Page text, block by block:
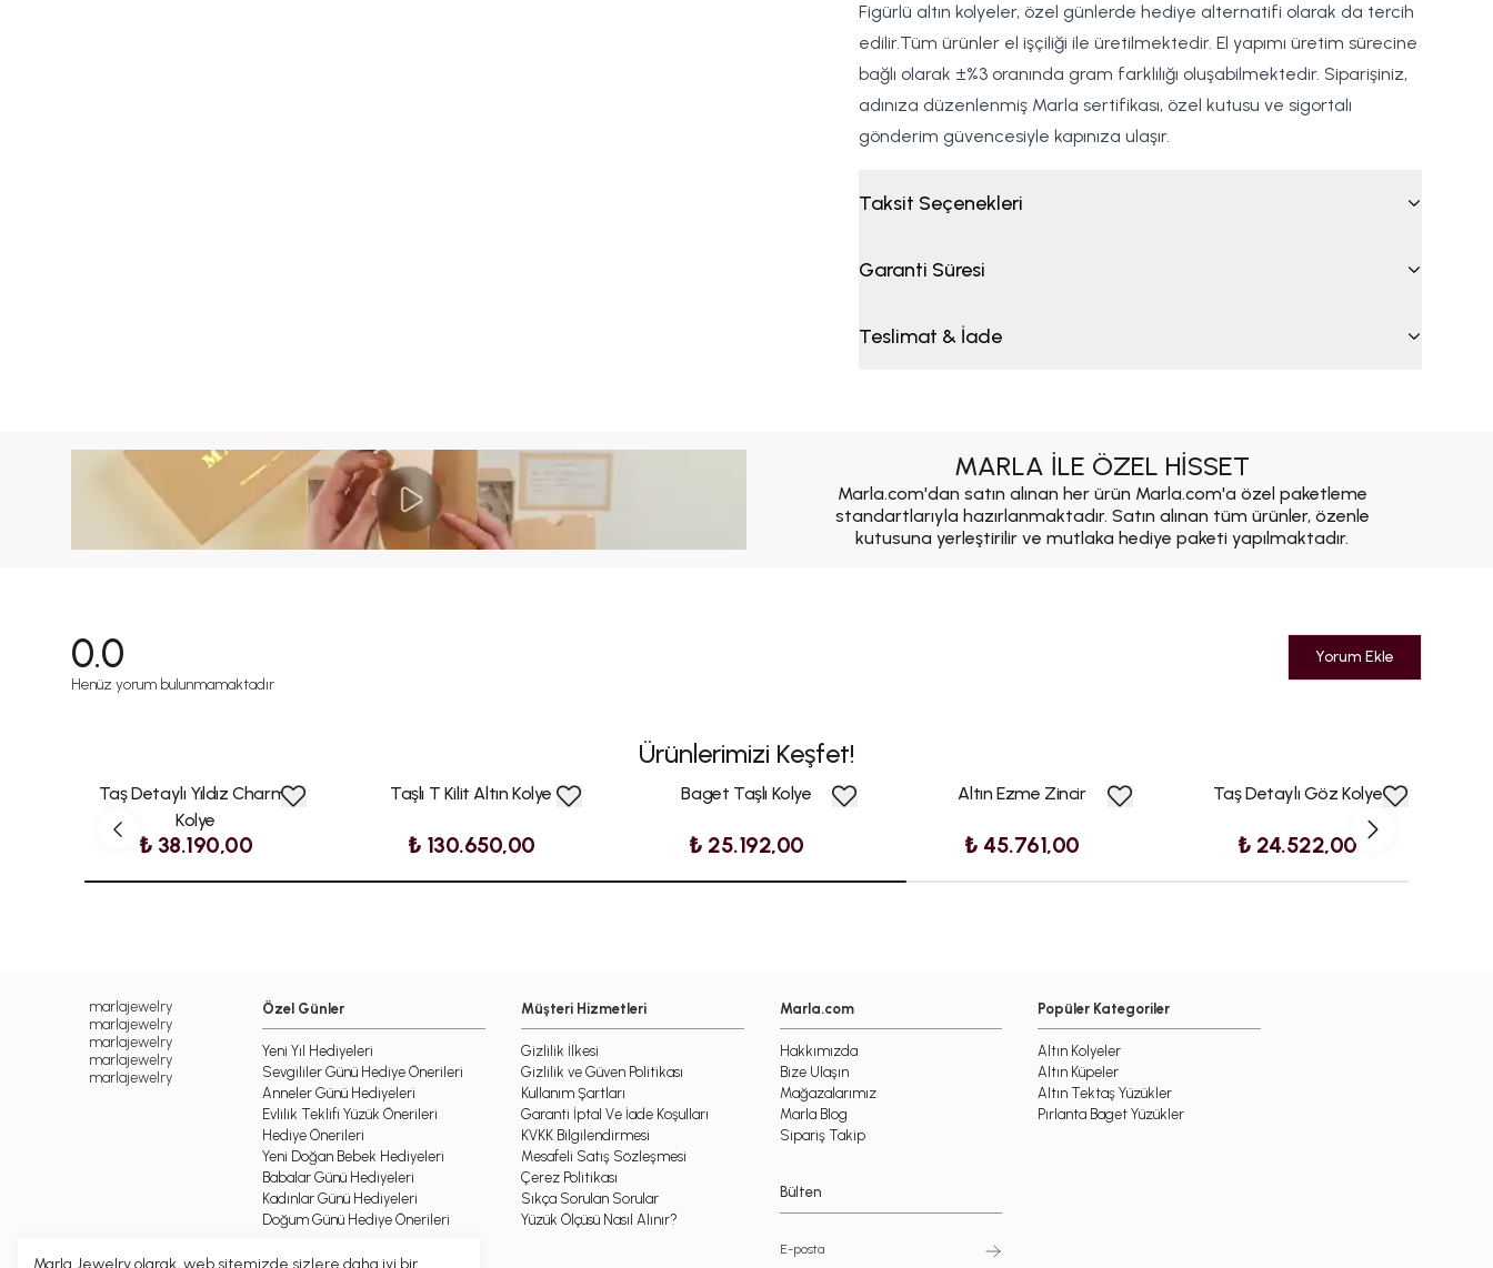
Marla Jewelry olarak, web sitemizde sizlere daha iyi bir
Figürlü altın kolyeler, özel günlerde hediye alternatifi olarak da tercih
edilir.Tüm ürünler el işçiliği ile üretilmektedir. El yapımı üretim sürecine
bağlı olarak ±%3 oranında gram farklılığı oluşabilmektedir. Siparişiniz,
adınıza düzenlenmiş Marla sertifikası, özel kutusu ve sigortalı
gönderim güvencesiyle kapınıza ulaşır.
Taksit Seçenekleri
Garanti Süresi
Teslimat & İade
MARLA İLE ÖZEL HİSSET
Marla.com'dan satın alınan her ürün Marla.com'a özel paketleme
standartlarıyla hazırlanmaktadır. Satın alınan tüm ürünler, özenle
kutusuna yerleştirilir ve mutlaka hediye paketi yapılmaktadır.
0.0
Henüz yorum bulunmamaktadır
Yorum Ekle
Ürünlerimizi Keşfet!
Taş Detaylı Yıldız Charmlı
Kolye
₺ 38.190,00
Taşlı T Kilit Altın Kolye
₺ 130.650,00
Baget Taşlı Kolye
₺ 25.192,00
Altın Ezme Zincir
₺ 45.761,00
Taş Detaylı Göz Kolye
₺ 24.522,00
marlajewelry
marlajewelry
marlajewelry
marlajewelry
marlajewelry
Özel Günler
Yeni Yıl Hediyeleri
Sevgililer Günü Hediye Önerileri
Anneler Günü Hediyeleri
Evlilik Teklifi Yüzük Önerileri
Hediye Önerileri
Yeni Doğan Bebek Hediyeleri
Babalar Günü Hediyeleri
Kadınlar Günü Hediyeleri
Doğum Günü Hediye Önerileri
Müşteri Hizmetleri
Gizlilik İlkesi
Gizlilik ve Güven Politikası
Kullanım Şartları
Garanti İptal Ve İade Koşulları
KVKK Bilgilendirmesi
Mesafeli Satış Sözleşmesi
Çerez Politikası
Sıkça Sorulan Sorular
Yüzük Ölçüsü Nasıl Alınır?
Marla.com
Hakkımızda
Bize Ulaşın
Mağazalarımız
Marla Blog
Sipariş Takip
Bülten
Popüler Kategoriler
Altın Kolyeler
Altın Küpeler
Altın Tektaş Yüzükler
Pırlanta Baget Yüzükler